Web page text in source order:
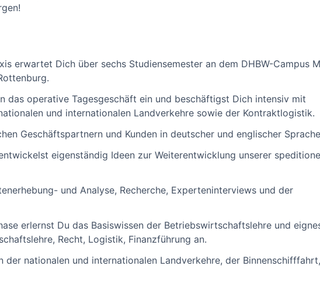
erwartet Dich über sechs Studiensemester an dem DHBW-Campus
das operative Tagesgeschäft ein und beschäftigst Dich intensiv mit
und internationalen Landverkehre sowie der Kontraktlogistik.
Geschäftspartnern und Kunden in deutscher und englischer
eigenständig Ideen zur Weiterentwicklung unserer
und Analyse, Recherche, Experteninterviews und der
erlernst Du das Basiswissen der Betriebswirtschaftslehre und
Recht, Logistik, Finanzführung an.
der nationalen und internationalen Landverkehre, der Binnenschifffahrt,